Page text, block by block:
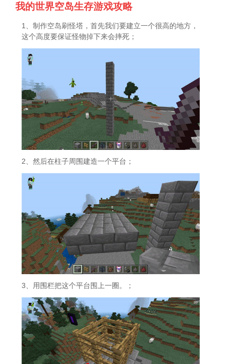
我的世界空岛生存游戏攻略
1、制作空岛刷怪塔，首先我们要建立一个很高的地方，
这个高度要保证怪物掉下来会摔死；
2、然后在柱子周围建造一个平台；
3、用围栏把这个平台围上一圈。；